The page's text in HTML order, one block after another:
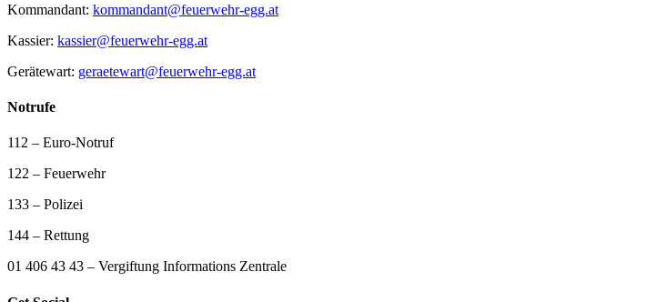
Kommandant: kommandant@feuerwehr-egg.at
Kassier: kassier@feuerwehr-egg.at
Gerätewart: geraetewart@feuerwehr-egg.at
Notrufe
112 – Euro-Notruf
122 – Feuerwehr
133 – Polizei
144 – Rettung
01 406 43 43 – Vergiftung Informations Zentrale